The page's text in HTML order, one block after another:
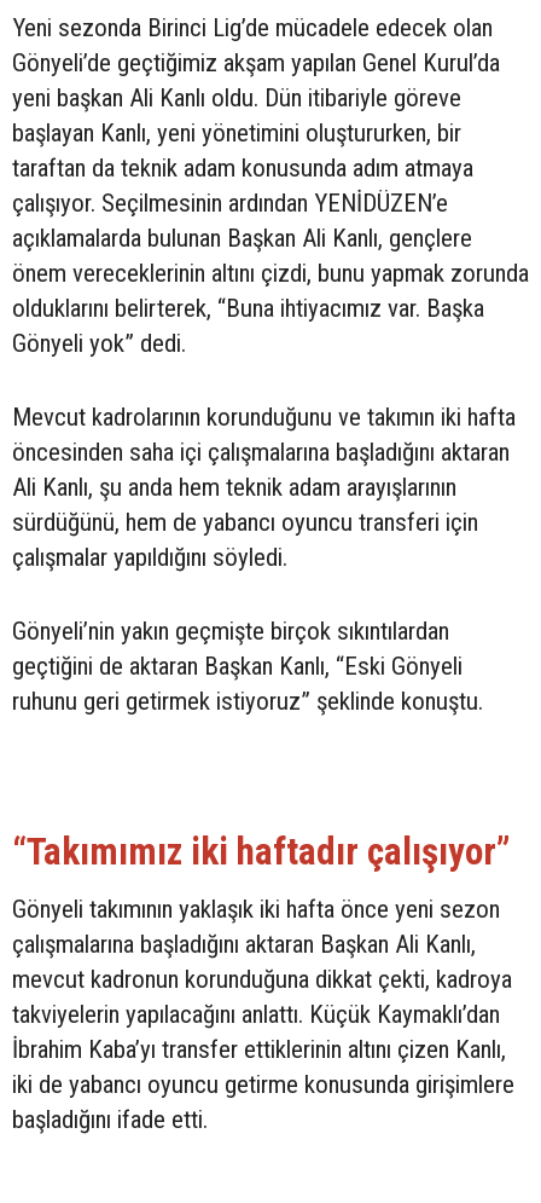
Yeni sezonda Birinci Lig’de mücadele edecek olan
Gönyeli’de geçtiğimiz akşam yapılan Genel Kurul’da
yeni başkan Ali Kanlı oldu. Dün itibariyle göreve
başlayan Kanlı, yeni yönetimini oluştururken, bir
taraftan da teknik adam konusunda adım atmaya
çalışıyor. Seçilmesinin ardından YENİDÜZEN’e
açıklamalarda bulunan Başkan Ali Kanlı, gençlere
önem vereceklerinin altını çizdi, bunu yapmak zorunda
olduklarını belirterek, “Buna ihtiyacımız var. Başka
Gönyeli yok” dedi.
Mevcut kadrolarının korunduğunu ve takımın iki hafta
öncesinden saha içi çalışmalarına başladığını aktaran
Ali Kanlı, şu anda hem teknik adam arayışlarının
sürdüğünü, hem de yabancı oyuncu transferi için
çalışmalar yapıldığını söyledi.
Gönyeli’nin yakın geçmişte birçok sıkıntılardan
geçtiğini de aktaran Başkan Kanlı, “Eski Gönyeli
ruhunu geri getirmek istiyoruz” şeklinde konuştu.
“Takımımız iki haftadır çalışıyor”
Gönyeli takımının yaklaşık iki hafta önce yeni sezon
çalışmalarına başladığını aktaran Başkan Ali Kanlı,
mevcut kadronun korunduğuna dikkat çekti, kadroya
takviyelerin yapılacağını anlattı. Küçük Kaymaklı’dan
İbrahim Kaba’yı transfer ettiklerinin altını çizen Kanlı,
iki de yabancı oyuncu getirme konusunda girişimlere
başladığını ifade etti.